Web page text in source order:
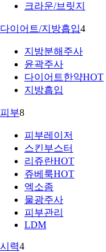
크라운/브릿지
다이어트/지방흡입4
지방분해주사
윤곽주사
다이어트한약HOT
지방흡입
피부8
피부레이저
스킨부스터
리쥬란HOT
쥬베룩HOT
엑소좀
물광주사
피부관리
LDM
시력4